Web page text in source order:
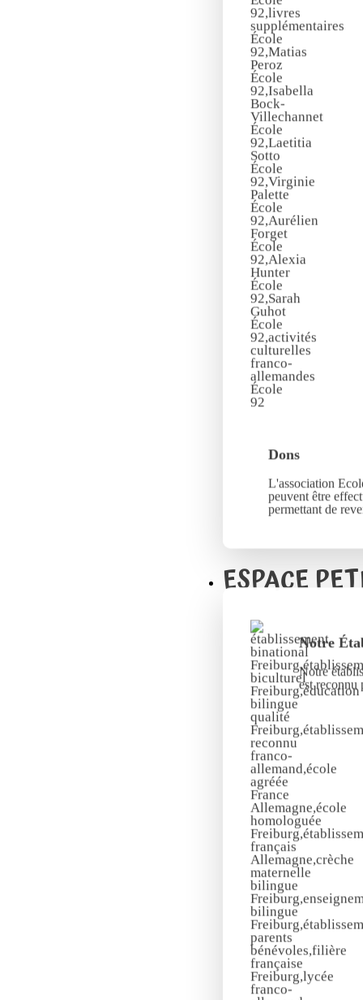
Dons
L'association
peuvent être
permettant de
ESPACE
Notre
Notre
est reconnu